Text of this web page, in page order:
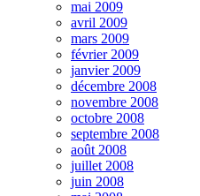
mai 2009
avril 2009
mars 2009
février 2009
janvier 2009
décembre 2008
novembre 2008
octobre 2008
septembre 2008
août 2008
juillet 2008
juin 2008